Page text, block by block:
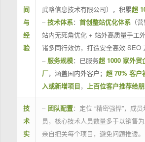
间
与
经
验
武略信息技术有限公司），积累超
–技术体系： 首创整站优化体系（
站内无死角优化 + 站外高质量手工
诸多同行效仿，打造安全高效 SEO
– 服务规模：已服务超 1000 家外贸
厂，涵盖国内外客户； 超 70% 客户
入或新增项目， 上百位客户推荐给
技
术
实
– 团队配置：定位 “精密强悍”，成
员，核心技术人员数量多于以销售
亲自把关每个项目，避免问题推诿。